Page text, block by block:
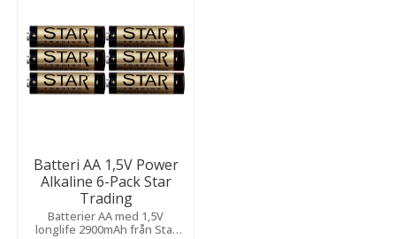
Batteri AA 1,5V Power
Alkaline 6-Pack Star
Trading
Batterier AA med 1,5V
longlife 2900mAh från Star